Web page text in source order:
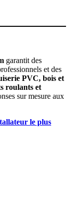
garantit des
et des
PVC, bois et
roulants et
sur mesure aux
le plus